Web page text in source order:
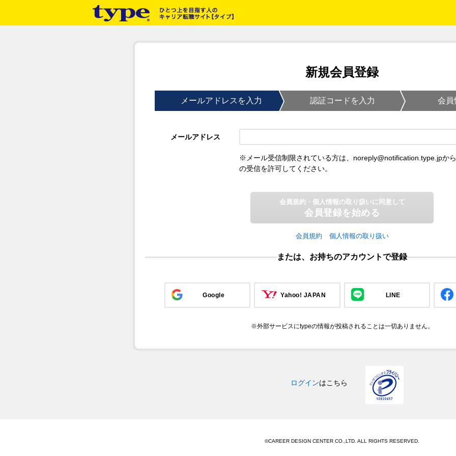
新規会員登録
メールアドレスを入力 認証コードを入力 会員
メールアドレス
※メール受信制限されている方は、noreply@notification.type.jpから
の受信を許可してください。
会員規約・個人情報の取り扱いに同意して
会員登録を始める
会員規約 個人情報の取り扱い
または、お持ちのアカウントで登録
Google Yahoo! JAPAN LINE
※外部サービスにtypeの情報が投稿されることは一切ありません。
ログインはこちら
©CAREER DESIGN CENTER CO.,LTD. ALL RIGHTS RESERVED.